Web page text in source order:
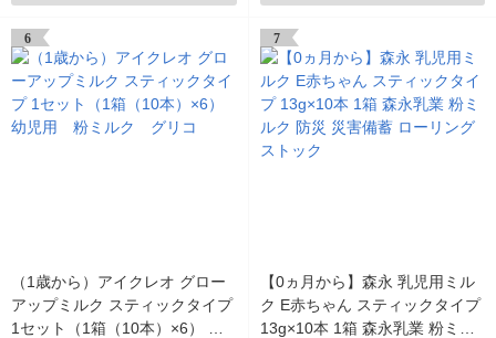
6
（1歳から）アイクレオ グロー
アップミルク スティックタイプ
1セット（1箱（10本）×6） 幼
7
【0ヵ月から】森永 乳児用ミル
ク E赤ちゃん スティックタイプ
13g×10本 1箱 森永乳業 粉ミル